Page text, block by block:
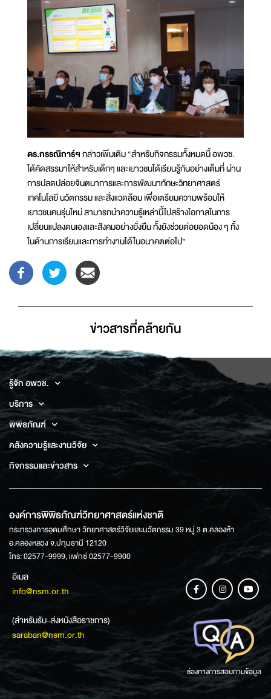
ดร.กรรณิการ์ฯกล่าวเพิ่มเติม “สำหรับกิจกรรมทั้งหมดนี้ อพวช.
ได้คัดสรรมาให้สำหรับเด็กๆ และเยาวชนได้เรียนรู้กันอย่างเต็มที่ ผ่าน
การปลดปล่อยจินตนาการและการพัฒนาทักษะวิทยาศาสตร์
เทคโนโลยี นวัตกรรม และสิ่งแวดล้อม เพื่อเตรียมความพร้อมให้
เยาวชนคนรุ่นใหม่ สามารถนำความรู้เหล่านี้ไปสร้างโอกาสในการ
เปลี่ยนแปลงตนเองและสังคมอย่างยั่งยืน ทั้งยังช่วยต่อยอดน้อง ๆ ทั้ง
ในด้านการเรียนและการทำงานได้ในอนาคตต่อไป”
ข่าวสารที่่คล้ายกัน
รู้จัก อพวช.
บริการ
พิพิธภัณฑ์
คลังความรู้และงานวิจัย
กิจกรรมและข่าวสาร
องค์การพิพิธภัณฑ์วิทยาศาสตร์แห่งชาติ
กระทรวงการอุดมศึกษา วิทยาศาสตร์วิจัยและนวัตกรรม 39 หมู่ 3 ต.คลองห้า
อ.คลองหลวง จ.ปทุมธานี 12120
โทร: 02577-9999, แฟกซ์ 02577-9900
อีเมล
info@nsm.or.th
(สำหรับรับ-ส่งหนังสือราชการ)
saraban@nsm.or.th
ช่องทางการสอบถามข้อมูล